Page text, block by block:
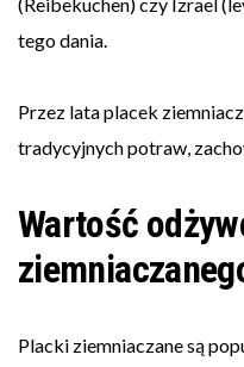
tego dania.
Przez lata placek
tradycyjnych potraw,
Wartość
Placki ziemniaczane są